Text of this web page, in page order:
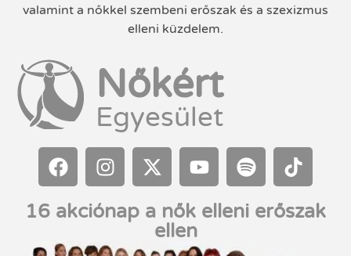
valamint a nőkkel szembeni erőszak és a szexizmus
elleni küzdelem.
Nőkért
Egyesület
16 akciónap a nők elleni erőszak
ellen